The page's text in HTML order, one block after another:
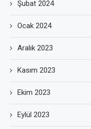
Şubat 2024
Ocak 2024
Aralık 2023
Kasım 2023
Ekim 2023
Eylül 2023